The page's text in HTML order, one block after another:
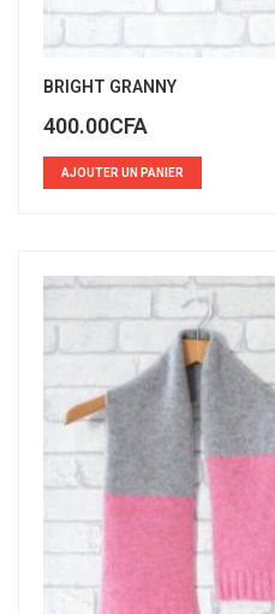
BRIGHT GRANNY
400.00CFA
AJOUTER UN PANIER